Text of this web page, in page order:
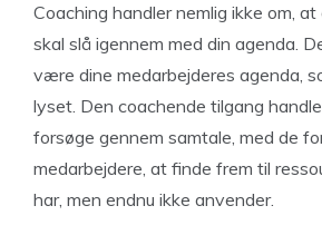
Coaching handler nemlig ikke om, at
skal slå igennem med din agenda.
være dine medarbejderes agenda,
lyset. Den coachende tilgang
forsøge gennem samtale, med de
medarbejdere, at finde frem til
har, men endnu ikke anvender.